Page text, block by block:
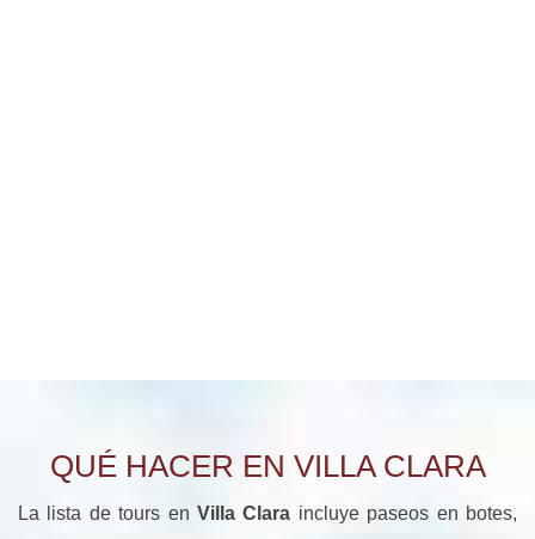
QUÉ HACER EN VILLA CLARA
La lista de tours en Villa Clara incluye paseos en botes,